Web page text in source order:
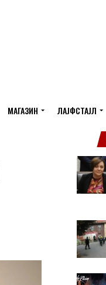
МАГАЗИН ЛАЈФСТАЈЛ